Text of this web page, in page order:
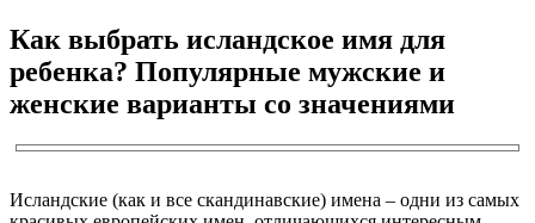
Как выбрать исландское имя для
ребенка? Популярные мужские и
женские варианты со значениями
Исландские (как и все скандинавские) имена – одни из самых